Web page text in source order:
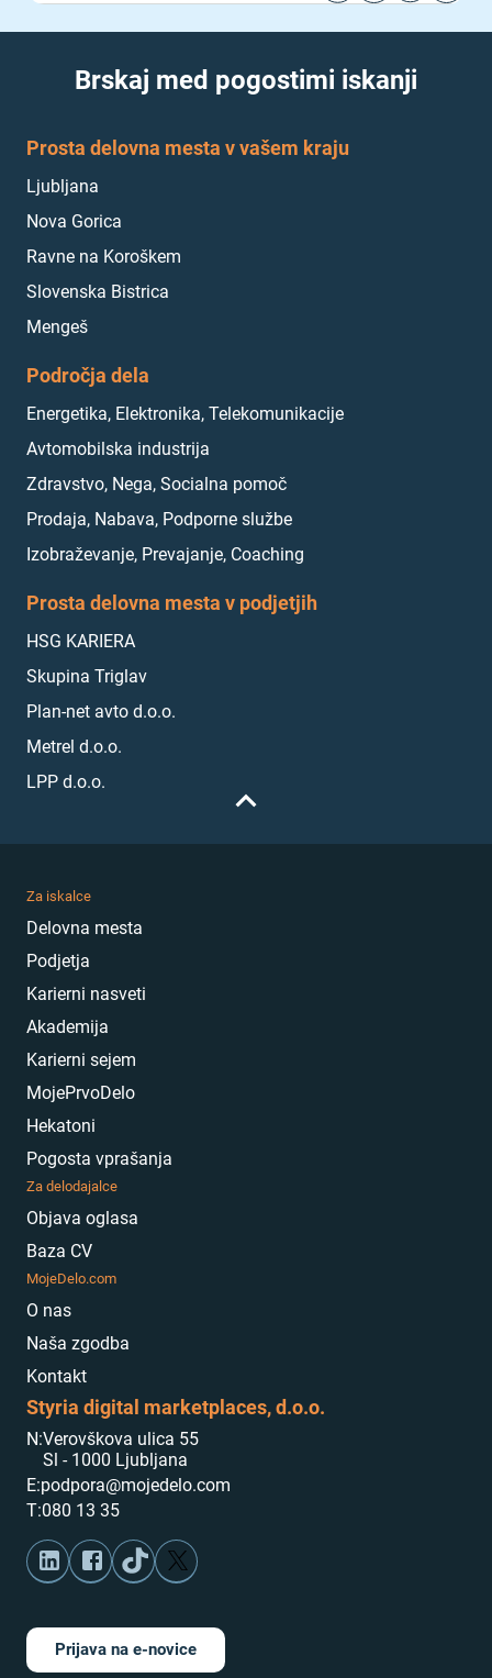
Brskaj med pogostimi iskanji
Prosta delovna mesta v vašem kraju
Ljubljana
Nova Gorica
Ravne na Koroškem
Slovenska Bistrica
Mengeš
Področja dela
Energetika, Elektronika, Telekomunikacije
Avtomobilska industrija
Zdravstvo, Nega, Socialna pomoč
Prodaja, Nabava, Podporne službe
Izobraževanje, Prevajanje, Coaching
Prosta delovna mesta v podjetjih
HSG KARIERA
Skupina Triglav
Plan-net avto d.o.o.
Metrel d.o.o.
LPP d.o.o.
Za iskalce
Delovna mesta
Podjetja
Karierni nasveti
Akademija
Karierni sejem
MojePrvoDelo
Hekatoni
Pogosta vprašanja
Za delodajalce
Objava oglasa
Baza CV
MojeDelo.com
O nas
Naša zgodba
Kontakt
Styria digital marketplaces, d.o.o.
N:Verovškova ulica 55
Sl - 1000 Ljubljana
E:podpora@mojedelo.com
T:080 13 35
Prijava na e-novice